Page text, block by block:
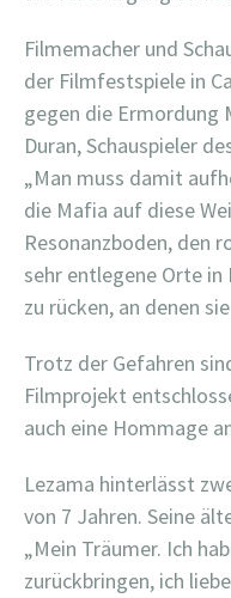
Filmemacher und
der Filmfestspiele in
gegen die Ermordung
Duran, Schauspieler
„Man muss damit
die Mafia auf diese
Resonanzboden, den
sehr entlegene Orte
zu rücken, an denen
Trotz der Gefahren
Filmprojekt
auch eine Hommage
Lezama hinterlässt
von 7 Jahren. Seine
„Mein Träumer. Ich
zurückbringen, ich